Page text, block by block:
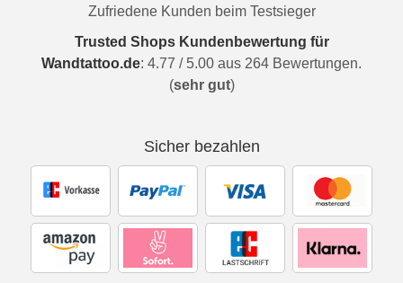
Zufriedene Kunden beim Testsieger
Trusted Shops Kundenbewertung für
Wandtattoo.de: 4.77 / 5.00 aus 264 Bewertungen.
(sehr gut)
Sicher bezahlen